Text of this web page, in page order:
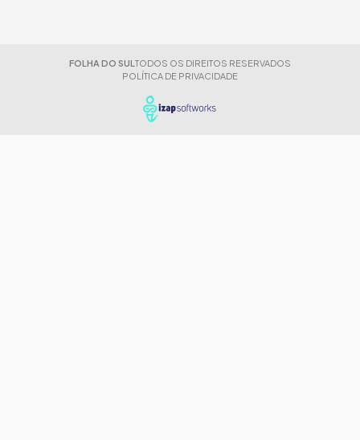
FOLHA DO SUL TODOS OS DIREITOS RESERVADOS
POLÍTICA DE PRIVACIDADE